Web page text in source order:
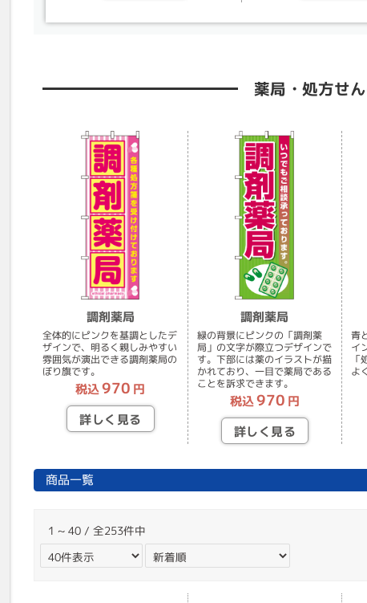
薬局・処方せ
調剤薬局
全体的にピンクを基調としたデ
ザインで、明るく親しみやすい
雰囲気が演出できる調剤薬局の
ぼり旗です。
税込970 円
詳しく見る
調剤薬局
緑の背景にピンクの「調剤薬
局」の文字が際立つデザインで
す。下部には薬のイラストが描
かれており、一目で薬局である
ことを訴求できます。
税込970 円
詳しく見る
青
イ
「
よ
商品一覧
1 ~ 40 / 全253件中